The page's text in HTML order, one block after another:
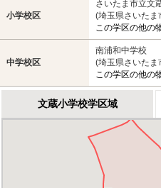
小学校区
さいたま市立文
(埼玉県さいたま
この学区の他の
中学校区
南浦和中学校
(埼玉県さいたま
この学区の他の
文蔵小学校学区域